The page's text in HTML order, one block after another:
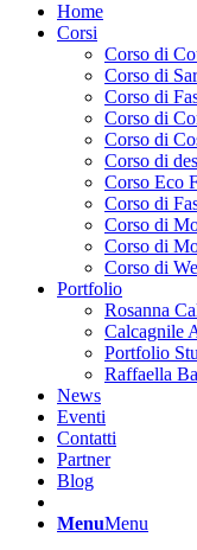
Home
Corsi
Corso di
Corso di
Corso di
Corso di
Corso di
Corso di
Corso Eco
Corso di
Corso di
Corso di
Corso di
Portfolio
Rosanna
Calcagnile
Portfolio
Raffaella
News
Eventi
Contatti
Partner
Blog
MenuMenu